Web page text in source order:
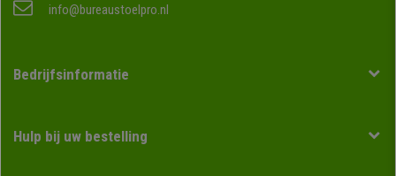
info@bureaustoelpro.nl
Bedrijfsinformatie
Hulp bij uw bestelling